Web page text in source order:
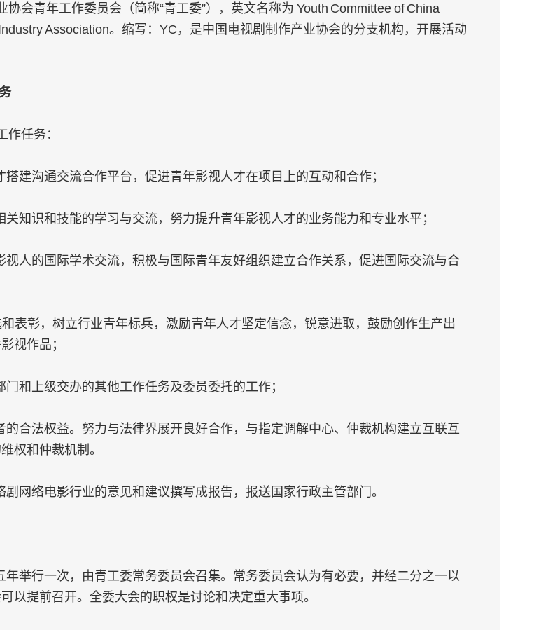
协会青年工作委员会（简称“青工委”），英文名称为 Youth Committee of China
Association。缩写：YC，是中国电视剧制作产业协会的分支机构，开展活动
作任务：
搭建沟通交流合作平台，促进青年影视人才在项目上的互动和合作；
关知识和技能的学习与交流，努力提升青年影视人才的业务能力和专业水平；
视人的国际学术交流，积极与国际青年友好组织建立合作关系，促进国际交流与合
和表彰，树立行业青年标兵，激励青年人才坚定信念，锐意进取，鼓励创作生产出
视作品；
门和上级交办的其他工作任务及委员委托的工作；
的合法权益。努力与法律界展开良好合作，与指定调解中心、仲裁机构建立互联互
权和仲裁机制。
剧网络电影行业的意见和建议撰写成报告，报送国家行政主管部门。
年举行一次，由青工委常务委员会召集。常务委员会认为有必要，并经二分之一以
以提前召开。全委大会的职权是讨论和决定重大事项。